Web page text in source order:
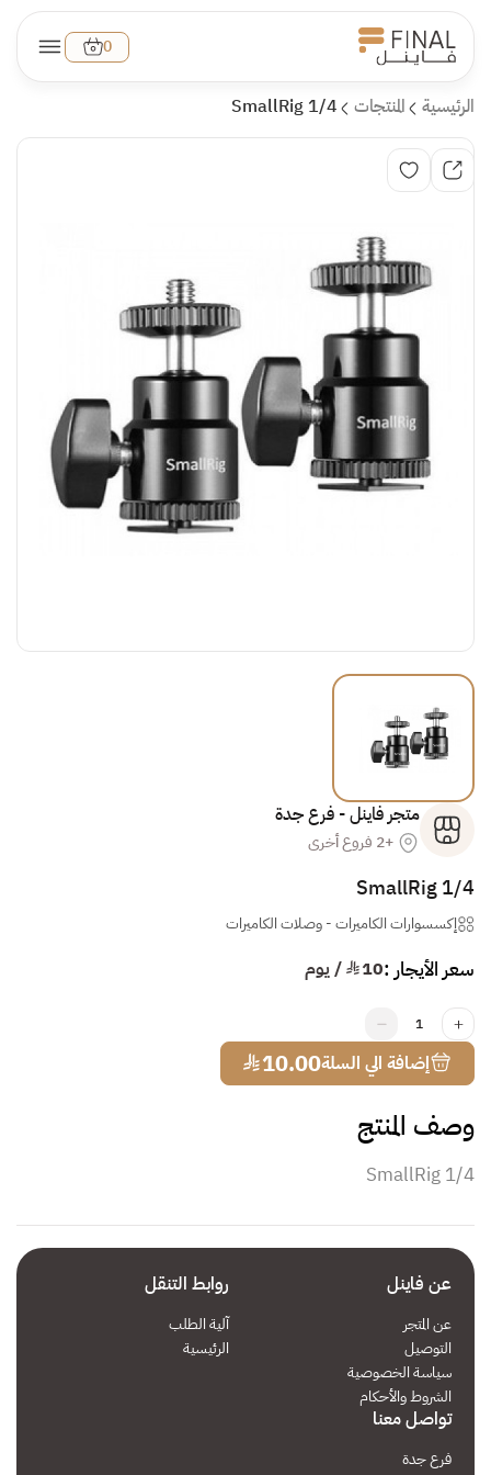
0
الرئيسية المنتجات SmallRig 1/4
متجر فاينل - فرع جدة
+2 فروع أخرى
SmallRig 1/4
إكسسوارات الكاميرات-وصلات الكاميرات
سعر الأيجار :10¥ / يوم
1
إضافة الي السلة10.00
¥
وصف المنتج
SmallRig 1/4
عن فاينل
عن المتجر
التوصيل
سياسة الخصوصية
الشروط والأحكام
روابط التنقل
آلية الطلب
الرئيسية
تواصل معنا
فرع جدة